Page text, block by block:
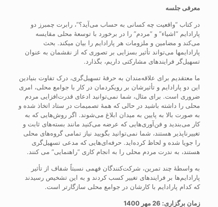
معرفی جلسه
در کتاب “واقعیت چه کسانی به حساب می‌آید؟”، رابرت چمبرز دو
پارادایم “اشیاء” و “مردم” را در برخورد با توسعۀ محلی مقایسه
می‌کند و مضامین و ملزومات هر پارادایم را بیان می‎کند. بحث
پارادایم‎ها می‌تواند تأثیر بسزایی بر تصوری که از نقشمان به عنوان
تسهیل‌گر فرایندهای مشارکتی داریم، بگذارد.
ما معتقدیم برای علاقه‌مندان به حرفۀ تسهیل‌گری، درک تفاوت بنیادین
این دو پارادایم و تأثیرشان بر رویکردمان در کار با جوامع محلی، امری
ضروری است. برای مثال، شما نمی‌توانید ادعای قدرت‌افزایی مردم
محلی را داشته باشید در حالی که همۀ تصمیمات در ستاد اتخاذ شده و
به صورت بالا به پایین به میدان ابلاغ می‌شوند. اگر روش‌هایی که به
کار می‌بندید و فن‌آوری‌هایی که عرضه می‌کنید مانند بسته‌های ثابت و
تغییرناپذیر هستند، شما نمی‌توانید بگویید نیاز تمامی گروه‌های محلی
را جویا شده و لحاظ کرده‌اید. حرفه‌ای‌هایی که مدعی تسهیل‌گری
هستند، به ندرت مردم محلی را به انجام کاری “راهنمایی” می کنند.
به واسطۀ چند تمرین، شرکت‌کنندگان فهمی نسبتاً شفاف از تأثیر
پارادایم‌ها بر فرایندهای تغییر کسب کردند و به این تشخیص رسیدند
که کدام پارادایم با کارشان در جوامع محلی سازگارتر است.
زمان برگزاری: 26 مهر 1400